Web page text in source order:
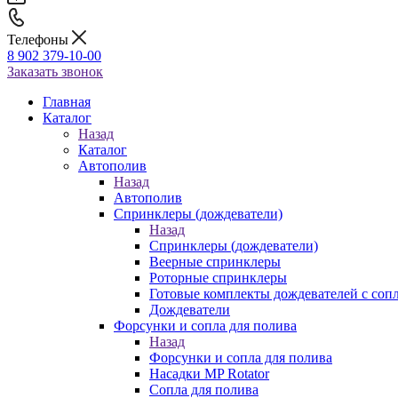
Телефоны
8 902 379-10-00
Заказать звонок
Главная
Каталог
Назад
Каталог
Автополив
Назад
Автополив
Спринклеры (дождеватели)
Назад
Спринклеры (дождеватели)
Веерные спринклеры
Роторные спринклеры
Готовые комплекты дождевателей с
Дождеватели
Форсунки и сопла для полива
Назад
Форсунки и сопла для полива
Насадки MP Rotator
Сопла для полива